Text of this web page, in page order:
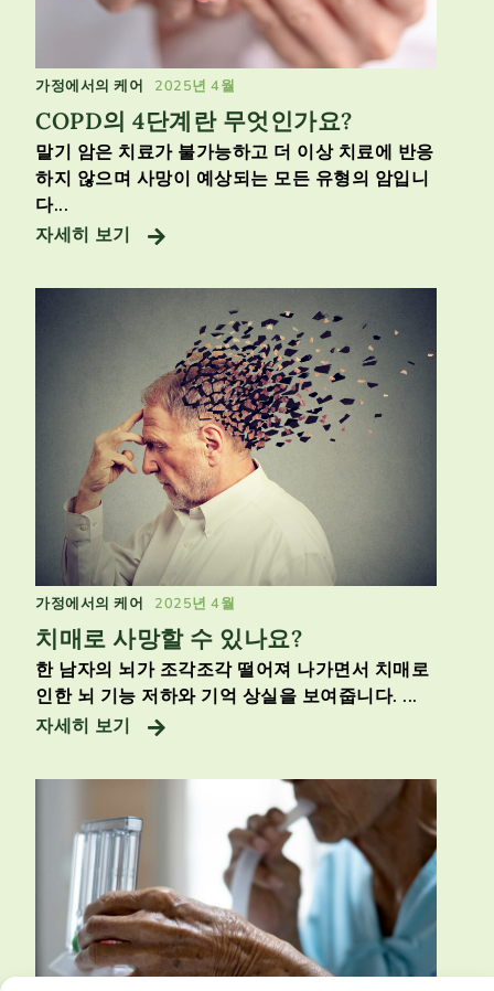
가정에서의 케어 2025년 4월
COPD의 4단계란 무엇인가요?
말기 암은 치료가 불가능하고 더 이상 치료에 반응
하지 않으며 사망이 예상되는 모든 유형의 암입니
다...
자세히 보기
가정에서의 케어 2025년 4월
치매로 사망할 수 있나요?
한 남자의 뇌가 조각조각 떨어져 나가면서 치매로
인한 뇌 기능 저하와 기억 상실을 보여줍니다. ...
자세히 보기